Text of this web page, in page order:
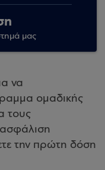
μας
να
ομαδικής
τους
την πρώτη δόση